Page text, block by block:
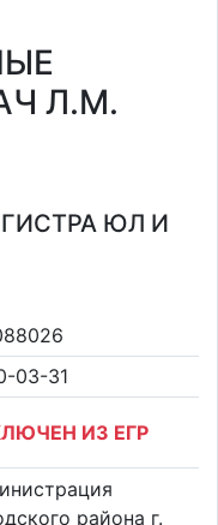
Л.М.
ЮЛ И
03-31
ИЗ ЕГР
района г.